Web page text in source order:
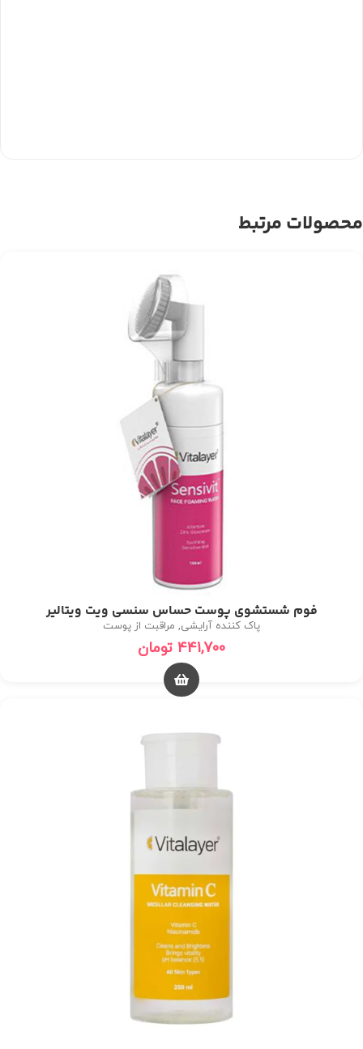
محصولات مرتبط
فوم شستشوی پوست حساس سنسی ویت ویتالیر
پاک کننده آرایشی, مراقبت از پوست
441,700 تومان